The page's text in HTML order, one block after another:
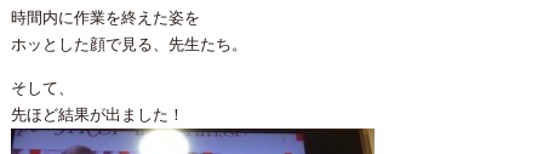
時間内に作業を終えた姿を
ホッとした顔で見る、先生たち。
そして、
先ほど結果が出ました！